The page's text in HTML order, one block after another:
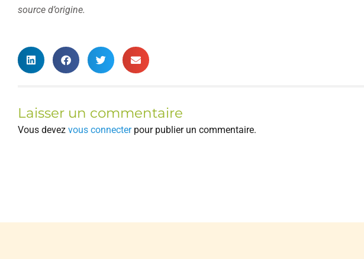
source d’origine.
Laisser un commentaire
Vous devez vous connecterpour publier un commentaire.